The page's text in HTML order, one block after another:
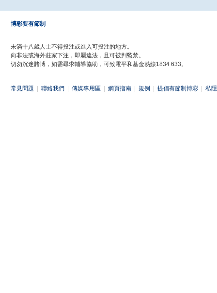
博彩要有節制
未滿十八歲人士不得投注或進入可投注的地方。
向非法或海外莊家下注，即屬違法，且可被判監禁。
切勿沉迷賭博，如需尋求輔導協助，可致電平和基金熱線1834 633。
常見問題 聯絡我們 傳媒專用區 網頁指南 規例 提倡有節制博彩 私